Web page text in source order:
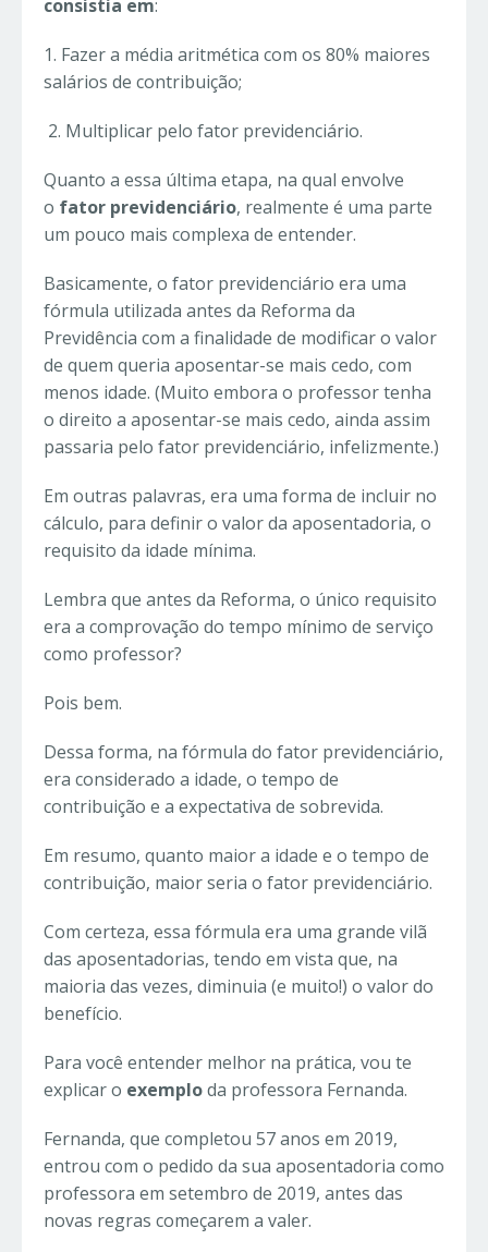
consistia em:
1. Fazer a média aritmética com os 80% maiores
salários de contribuição;
2. Multiplicar pelo fator previdenciário.
Quanto a essa última etapa, na qual envolve
o fator previdenciário, realmente é uma parte
um pouco mais complexa de entender.
Basicamente, o fator previdenciário era uma
fórmula utilizada antes da Reforma da
Previdência com a finalidade de modificar o valor
de quem queria aposentar-se mais cedo, com
menos idade. (Muito embora o professor tenha
o direito a aposentar-se mais cedo, ainda assim
passaria pelo fator previdenciário, infelizmente.)
Em outras palavras, era uma forma de incluir no
cálculo, para definir o valor da aposentadoria, o
requisito da idade mínima.
Lembra que antes da Reforma, o único requisito
era a comprovação do tempo mínimo de serviço
como professor?
Pois bem.
Dessa forma, na fórmula do fator previdenciário,
era considerado a idade, o tempo de
contribuição e a expectativa de sobrevida.
Em resumo, quanto maior a idade e o tempo de
contribuição, maior seria o fator previdenciário.
Com certeza, essa fórmula era uma grande vilã
das aposentadorias, tendo em vista que, na
maioria das vezes, diminuia (e muito!) o valor do
benefício.
Para você entender melhor na prática, vou te
explicar o exemploda professora Fernanda.
Fernanda, que completou 57 anos em 2019,
entrou com o pedido da sua aposentadoria como
professora em setembro de 2019, antes das
novas regras começarem a valer.